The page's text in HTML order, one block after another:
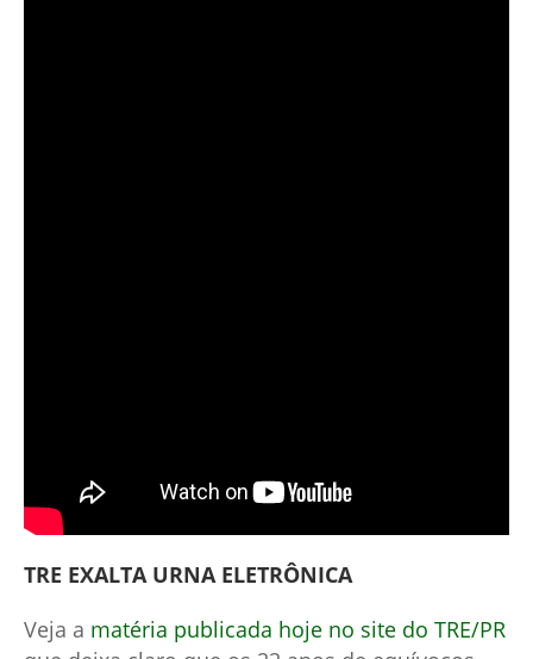
TRE EXALTA URNA ELETRÔNICA
Veja a matéria publicada hoje no site do TRE/PR